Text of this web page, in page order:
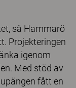
så Hammarö
Projekteringen
igenom
Med stöd av
fått en